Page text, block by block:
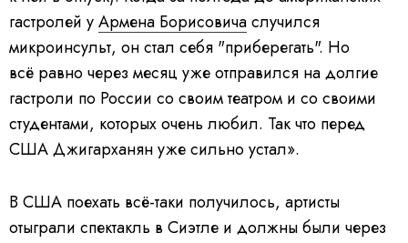
гастролей уАрмена Борисовичаслучился
микроинсульт, он стал себя "приберегать". Но
всё равно через месяц уже отправился на долгие
гастроли по России со своим театром и со своими
студентами, которых очень любил. Так что перед
США Джигарханян уже сильно устал».
В США поехать всё-таки получилось, артисты
отыграли спектакль в Сиэтле и должны были через